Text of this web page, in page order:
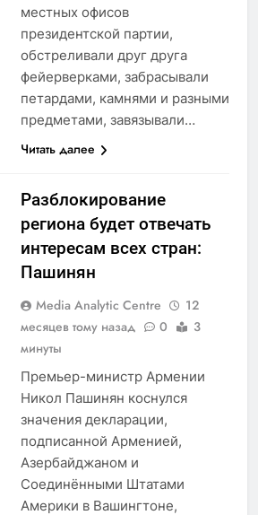
местных офисов
президентской партии,
обстреливали друг друга
фейерверками, забрасывали
петардами, камнями и разными
предметами, завязывали…
Читать далее
Разблокирование
региона будет отвечать
интересам всех стран:
Пашинян
Media Analytic Centre
12
месяцев тому назад
0
3
минуты
Премьер-министр Армении
Никол Пашинян коснулся
значения декларации,
подписанной Арменией,
Азербайджаном и
Соединёнными Штатами
Америки в Вашингтоне,